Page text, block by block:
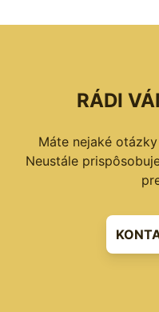
RÁDI
Máte nejaké
Neustále